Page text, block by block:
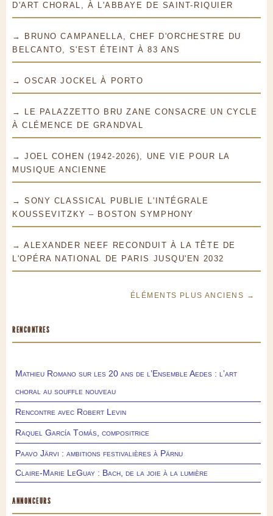
D'ART CHORAL, À L'ABBAYE DE SAINT-RIQUIER
→ BRUNO CAMPANELLA, CHEF D'ORCHESTRE DU
BELCANTO, S'EST ÉTEINT À 83 ANS
→ OSCAR JOCKEL À PORTO
→ LE PALAZZETTO BRU ZANE CONSACRE UN CYCLE
À CLÉMENCE DE GRANDVAL
→ JOEL COHEN (1942-2026), UNE VIE POUR LA
MUSIQUE ANCIENNE
→ SONY CLASSICAL PUBLIE L'INTÉGRALE
KOUSSEVITZKY – BOSTON SYMPHONY
→ ALEXANDER NEEF RECONDUIT À LA TÊTE DE
L'OPÉRA NATIONAL DE PARIS JUSQU'EN 2032
ÉLÉMENTS PLUS ANCIENS →
RENCONTRES
Mathieu Romano sur les 20 ans de l’Ensemble Aedes : l’art
choral au souffle nouveau
Rencontre avec Robert Levin
Raquel García Tomás, compositrice
Paavo Järvi : ambitions festivalières à Pärnu
Claire-Marie LeGuay : Bach, de la joie à la lumière
ANNONCEURS